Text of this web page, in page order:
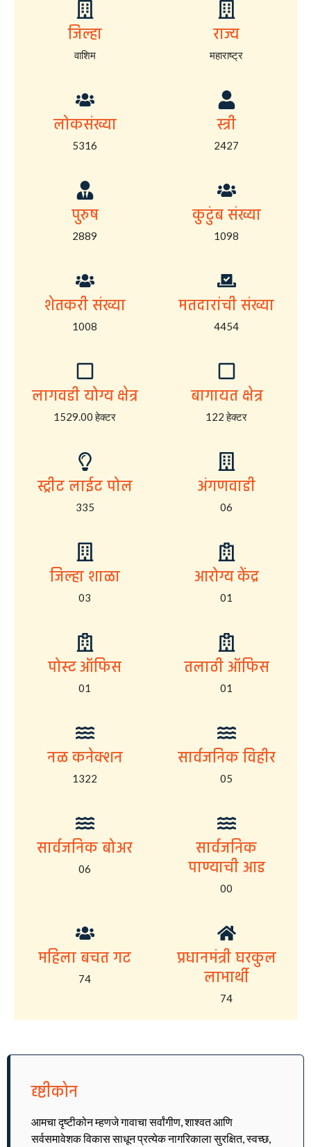
जिल्हा
वाशिम
राज्य
महाराष्ट्र
लोकसंख्या
5316
स्त्री
2427
पुरुष
2889
कुटुंब संख्या
1098
शेतकरी संख्या
1008
मतदारांची संख्या
4454
लागवडी योग्य क्षेत्र
1529.00 हेक्टर
बागायत क्षेत्र
122 हेक्टर
स्ट्रीट लाईट पोल
335
अंगणवाडी
06
जिल्हा शाळा
03
आरोग्य केंद्र
01
पोस्ट ऑफिस
01
तलाठी ऑफिस
01
नळ कनेक्शन
1322
सार्वजनिक विहीर
05
सार्वजनिक बोअर
06
सार्वजनिक
पाण्याची आड
00
महिला बचत गट
74
प्रधानमंत्री घरकुल
लाभार्थी
74
दृष्टीकोन
आमचा दृष्टीकोन म्हणजे गावाचा सर्वांगीण, शाश्वत आणि
सर्वसमावेशक विकास साधून प्रत्येक नागरिकाला सुरक्षित, स्वच्छ,